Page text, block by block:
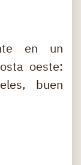
en un
oeste:
buen